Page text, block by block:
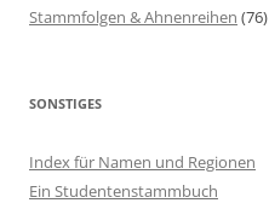
Stammfolgen & Ahnenreihen (76)
SONSTIGES
Index für Namen und Regionen
Ein Studentenstammbuch